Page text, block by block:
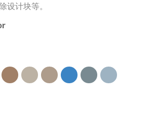
设计块等。